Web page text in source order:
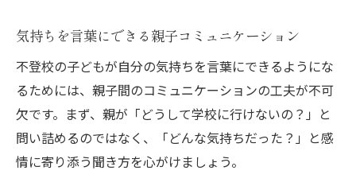
気持ちを言葉にできる親子コミュニケーション
不登校の子どもが自分の気持ちを言葉にできるようにな
るためには、親子間のコミュニケーションの工夫が不可
欠です。まず、親が「どうして学校に行けないの？」と
問い詰めるのではなく、「どんな気持ちだった？」と感
情に寄り添う聞き方を心がけましょう。